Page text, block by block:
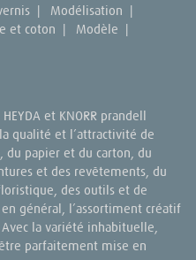
| Modélisation |
et coton | Modèle |
et KNORR prandell
qualité et l’attractivité de
du papier et du carton, du
et des revêtements, du
des outils et de
général, l’assortiment créatif
la variété inhabituelle,
parfaitement mise en